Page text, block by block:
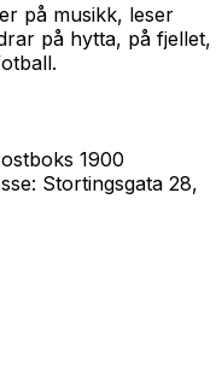
på musikk, leser
på hytta, på fjellet,
1900
Stortingsgata 28,